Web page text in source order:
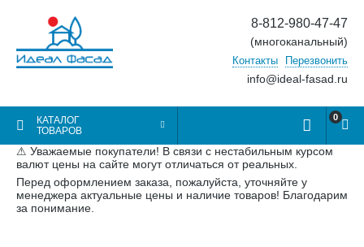
8-812-980-47-47
(многоканальный)
Контакты Перезвонить
info@ideal-fasad.ru
КАТАЛОГ
ТОВАРОВ
0
⚠ Уважаемые покупатели! В связи с нестабильным курсом
валют цены на сайте могут отличаться от реальных.
Перед оформлением заказа, пожалуйста, уточняйте у
менеджера актуальные цены и наличие товаров! Благодарим
за понимание.